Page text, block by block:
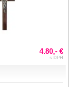
4.80,- €
s DPH